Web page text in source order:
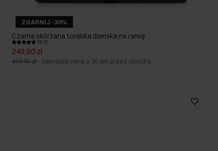
ZGARNIJ -30%
Czarna skórzana torebka damska na ramię
5.0 (7)
249,90 zł
419,90 zł - najniższa cena z 30 dni przed obniżką